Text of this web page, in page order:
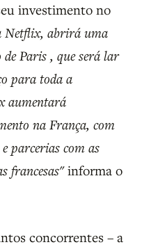
investimento no
Netflix, abrirá uma
de Paris , que será lar
para toda a
aumentará
na França, com
parcerias com as
francesas"informa o
concorrentes – a